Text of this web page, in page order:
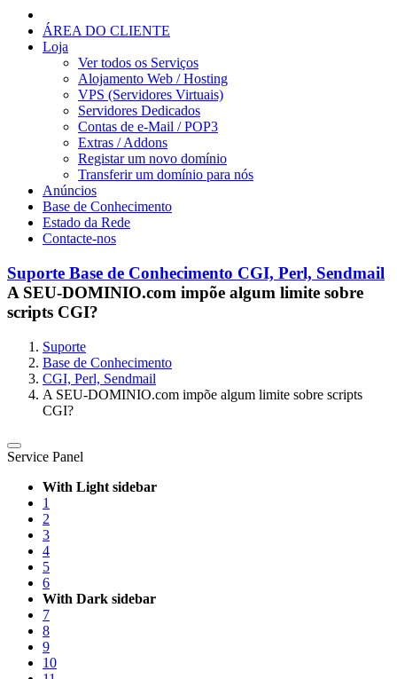
ÁREA DO CLIENTE
Loja
Ver todos os Serviços
Alojamento Web / Hosting
VPS (Servidores Virtuais)
Servidores Dedicados
Contas de e-Mail / POP3
Extras / Addons
Registar um novo domínio
Transferir um domínio para nós
Anúncios
Base de Conhecimento
Estado da Rede
Contacte-nos
Suporte Base de Conhecimento CGI, Perl, Sendmail
A SEU-DOMINIO.com impõe algum limite sobre
scripts CGI?
Suporte
Base de Conhecimento
CGI, Perl, Sendmail
A SEU-DOMINIO.com impõe algum limite sobre scripts
CGI?
Service Panel
With Light sidebar
1
2
3
4
5
6
With Dark sidebar
7
8
9
10